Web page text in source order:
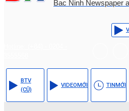
Bac Ninh Newspaper
BTV
(CŨ)
VIDEOMỚI TINMỚI